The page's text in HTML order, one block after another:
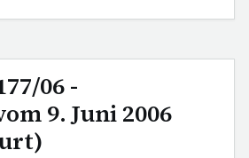
06 -
9. Juni 2006